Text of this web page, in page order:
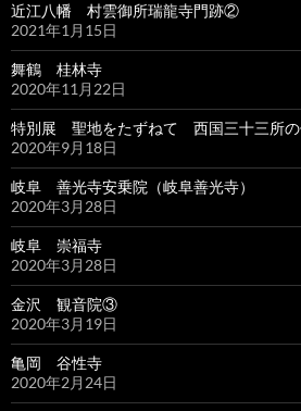
近江八幡 村雲御所瑞龍寺門跡②
2021年1月15日
舞鶴 桂林寺
2020年11月22日
特別展 聖地をたずねて 西国三十三所の
2020年9月18日
岐阜 善光寺安乗院（岐阜善光寺）
2020年3月28日
岐阜 崇福寺
2020年3月28日
金沢 観音院③
2020年3月19日
亀岡 谷性寺
2020年2月24日